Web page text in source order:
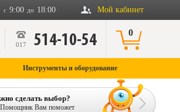
Мой кабинет
с 9:00 до 18:00
017 514-10-54 0
Инструменты и оборудование
сделать выбор?
Помощник Вам поможет